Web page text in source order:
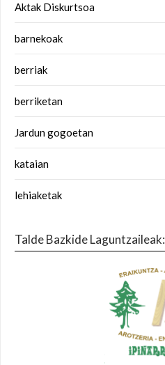
Aktak Diskurtsoa
barnekoak
berriak
berriketan
Jardun gogoetan
kataian
lehiaketak
Talde Bazkide Laguntzaileak: